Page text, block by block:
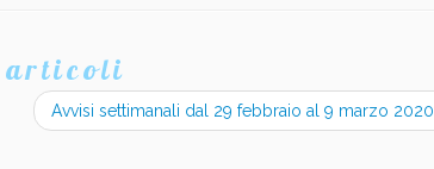
articoli
Avvisi settimanali dal 29 febbraio al 9 marzo 2020